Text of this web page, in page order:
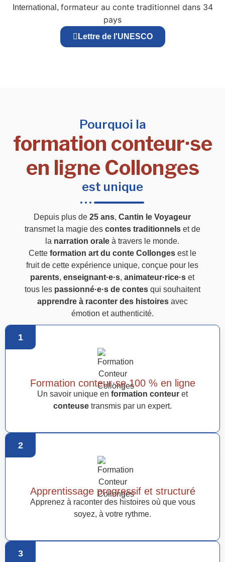
International, formateur au conte traditionnel dans 34
pays
Lettre de l'UNESCO
Pourquoi la
formation conteur·se
en ligne Collonges
est unique
Depuis plus de25 ans,Cantin le Voyageur
transmet la magie des contes traditionnelset de
la narration orale à travers le monde.
Cette formation art du conte Collongesest le
fruit de cette expérience unique, conçue pour les
parents,enseignant·e·s,animateur·rice·s et
tous les passionné·e·s de contesqui souhaitent
apprendre à raconter des histoiresavec
émotion et authenticité.
1
Formation conteur·se 100 % en ligne
Un savoir unique en formation conteur et
conteuse transmis par un expert.
2
Apprentissage progressif et structuré
Apprenez à raconter des histoires où que vous
soyez, à votre rythme.
3